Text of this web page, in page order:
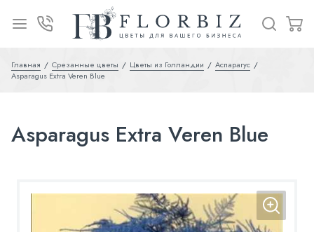
Главная Срезанные цветы Цветы из Голландии
Аспарагус
Asparagus Extra Veren Blue
Asparagus Extra Veren Blue